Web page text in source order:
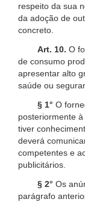
respeito da sua
da adoção de
concreto.
Art. 10. O
de consumo
apresentar alto
saúde ou
§ 1° O
posteriormente
tiver
deverá
competentes e
publicitários.
§ 2° Os
parágrafo